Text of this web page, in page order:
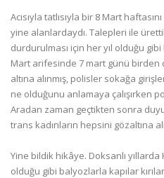
Acısıyla tatlısıyla bir 8 Mart
yine alanlardaydı. Talepleri ile
durdurulması için her yıl olduğu gibi
Mart arifesinde 7 mart günü birden
altına alınmış, polisler sokağa
ne olduğunu anlamaya çalışırken
Aradan zaman geçtikten sonra
trans kadınların hepsini gözaltına
Yine bildik hikâye. Doksanlı
olduğu gibi balyozlarla kapılar